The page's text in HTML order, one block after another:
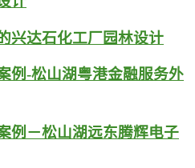
兴达石化工厂园林设计
例-松山湖粤港金融服务外
例－松山湖远东腾辉电子